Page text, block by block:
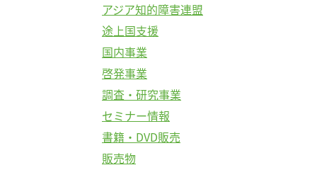
アジア知的障害連盟
途上国支援
国内事業
啓発事業
調査・研究事業
セミナー情報
書籍・DVD販売
販売物